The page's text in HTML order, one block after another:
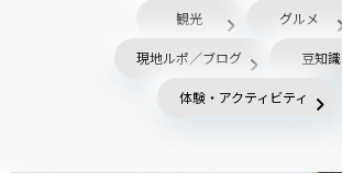
観光 グルメ
現地ルポ／ブログ 豆知識
体験・アクティビティ